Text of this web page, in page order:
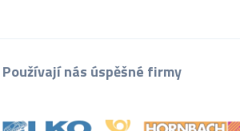
Používají nás úspěšné firmy